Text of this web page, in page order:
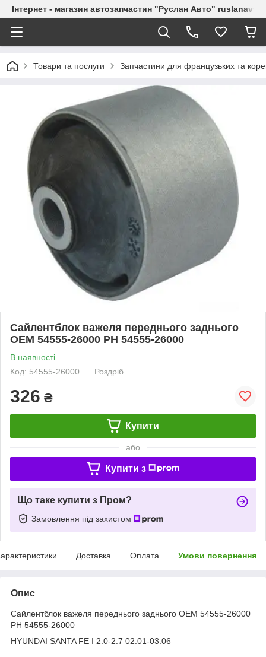
Інтернет - магазин автозапчастин "Руслан Авто"
Товари та послуги Запчастини для французьких та
Сайлентблок важеля переднього заднього
OEM 54555-26000 PH 54555-26000
В наявності
Код: 54555-26000
Роздріб
326 ₴
Купити
або
Купити з
Що таке купити з Пром?
Замовлення під захистом
Доставка Оплата Умови повернення
Опис
Сайлентблок важеля переднього заднього OEM 54555-26000
PH 54555-26000
HYUNDAI SANTA FE I 2.0-2.7 02.01-03.06